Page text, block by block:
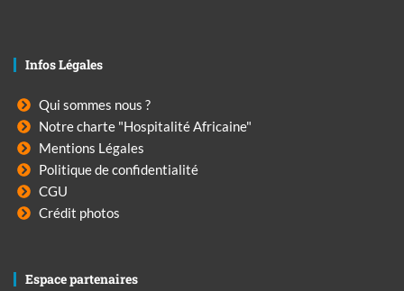
Infos Légales
Qui sommes nous ?
Notre charte "Hospitalité Africaine"
Mentions Légales
Politique de confidentialité
CGU
Crédit photos
Espace partenaires